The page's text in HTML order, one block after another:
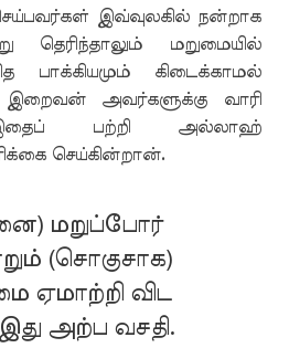
இவ்வுலகில் நன்றாக
தெரிந்தாலும் மறுமையில்
பாக்கியமும் கிடைக்காமல்
இறைவன் அவர்களுக்கு வாரி
இதைப் பற்றி அல்லாஹ்
செய்கின்றான்.
மறுப்போர்
(சொகுசாக)
ஏமாற்றி விட
அற்ப வசதி.